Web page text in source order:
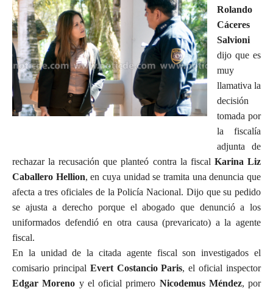
Rolando
Cáceres
Salvioni
dijo que es
muy
llamativa la
decisión
tomada por
la fiscalía
adjunta de
rechazar la recusación que planteó contra la fiscal Karina Liz
Caballero Hellion, en cuya unidad se tramita una denuncia que
afecta a tres oficiales de la Policía Nacional. Dijo que su pedido
se ajusta a derecho porque el abogado que denunció a los
uniformados defendió en otra causa (prevaricato) a la agente
fiscal.
En la unidad de la citada agente fiscal son investigados el
comisario principal Evert Costancio Paris, el oficial inspector
Edgar Moreno y el oficial primero Nicodemus Méndez, por